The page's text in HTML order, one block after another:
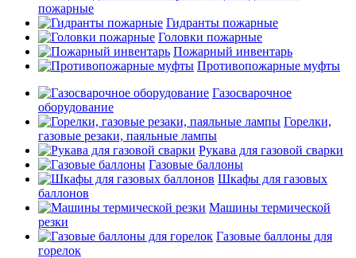
пожарные
Гидранты пожарные
Головки пожарные
Пожарный инвентарь
Противопожарные муфты
Газосварочное
оборудование
Горелки,
газовые резаки, паяльные лампы
Рукава для газовой сварки
Газовые баллоны
Шкафы для газовых
баллонов
Машины термической
резки
Газовые баллоны для
горелок